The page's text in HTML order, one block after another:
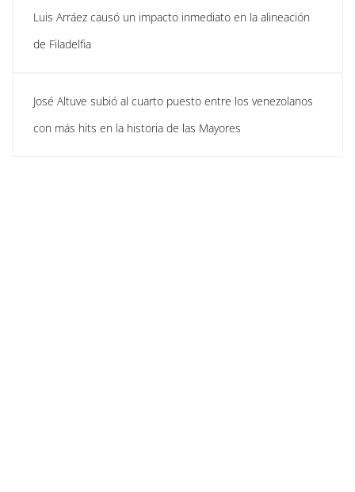
Luis Arráez causó un impacto inmediato en la alineación
de Filadelfia
José Altuve subió al cuarto puesto entre los venezolanos
con más hits en la historia de las Mayores